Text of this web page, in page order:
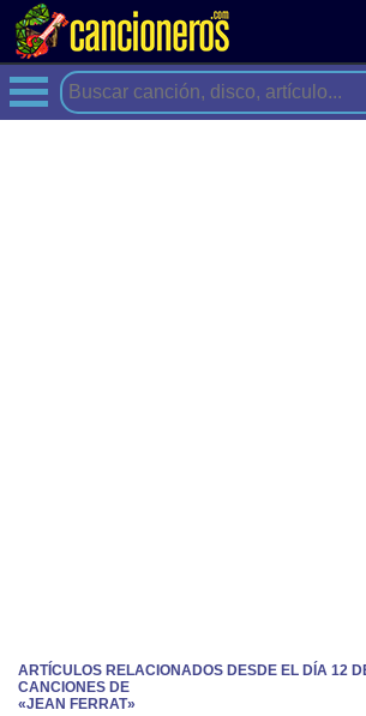
ARTÍCULOS RELACIONADOS DESDE EL DÍA 12
CANCIONES DE
«JEAN FERRAT»